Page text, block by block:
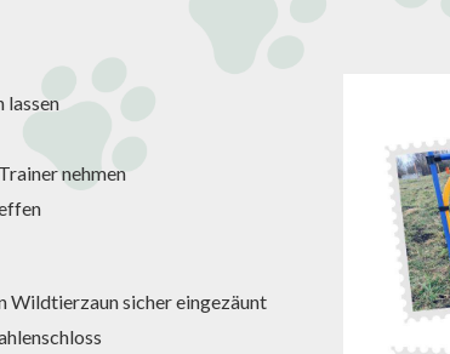
lassen
nehmen
Wildtierzaun sicher eingezäunt